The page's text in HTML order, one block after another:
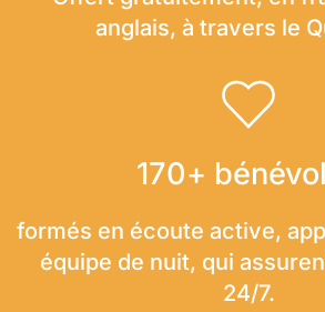
anglais, à travers le
170+
formés en écoute active,
équipe de nuit, qui
24/7.